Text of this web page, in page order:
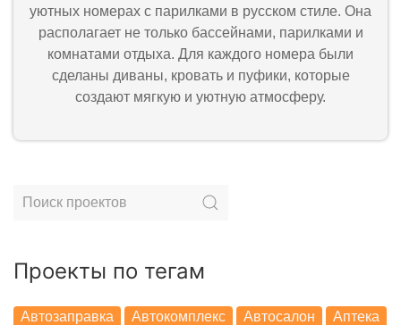
уютных номерах с парилками в русском стиле. Она
располагает не только бассейнами, парилками и
комнатами отдыха. Для каждого номера были
сделаны диваны, кровать и пуфики, которые
создают мягкую и уютную атмосферу.
Проекты по тегам
Автозаправка Автокомплекс Автосалон
Аптека